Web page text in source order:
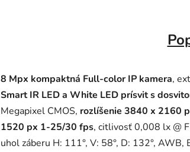
8 Mpx kompaktná Full-color IP kamera,
Smart IR LED a White LED prísvit s
Megapixel CMOS, rozlíšenie 3840 x 2160
1520 px 1-25/30 fps, citlivosť 0,008 lx @
uhol záberu H: 111°, V: 58°, D: 132°, AWB,